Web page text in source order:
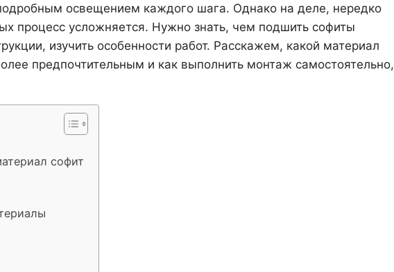
освещением каждого шага. Однако на деле, нередко
процесс усложняется. Нужно знать, чем подшить софиты
изучить особенности работ. Расскажем, какой материал
предпочтительным и как выполнить монтаж самостоятельно,
софит